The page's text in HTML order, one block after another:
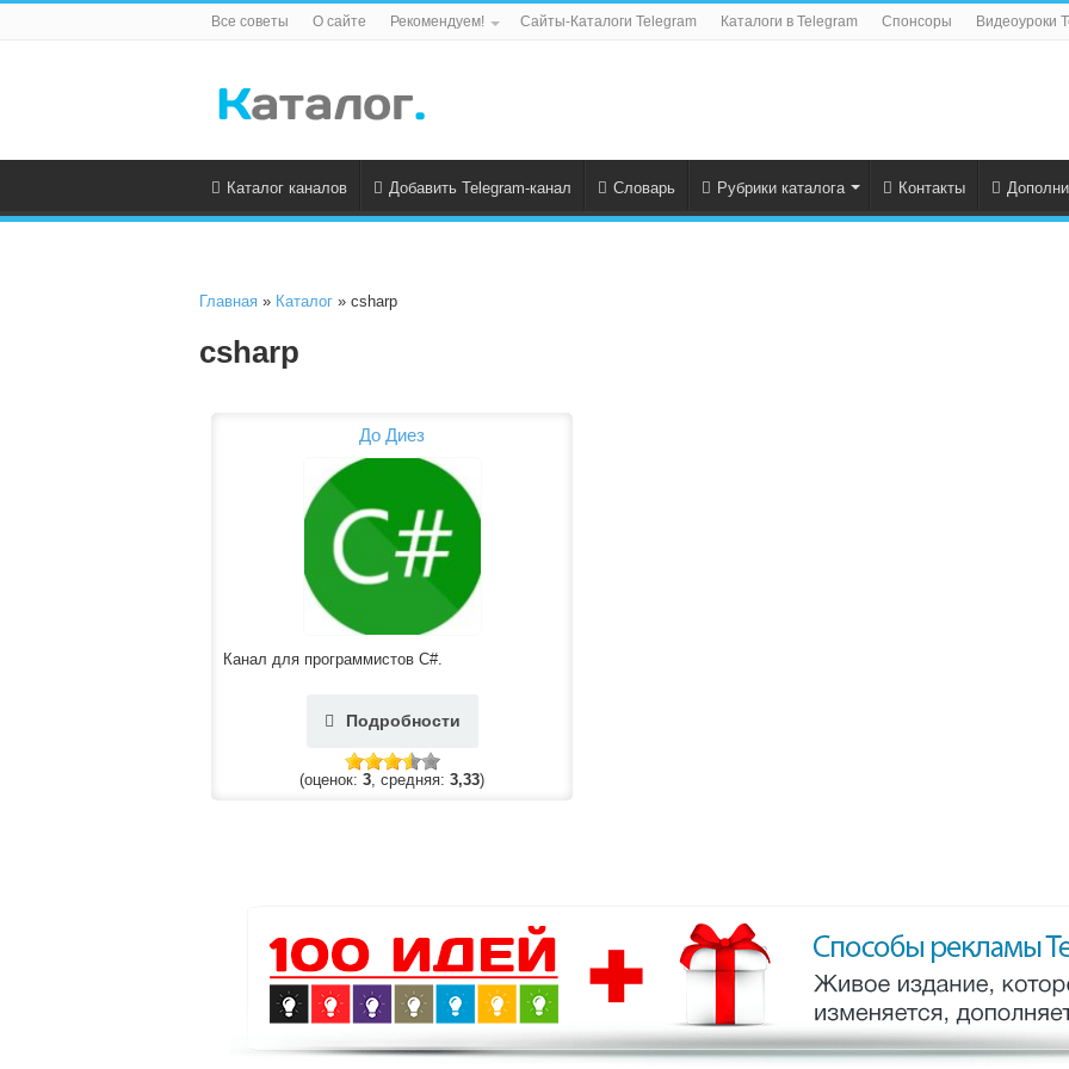
Все советы О сайте Рекомендуем! Сайты-Каталоги Telegram Каталоги в Telegram Спонсоры Видеоуроки
Каталог каналов Добавить Telegram-канал Словарь Рубрики каталога Контакты
Главная » Каталог » csharp
csharp
До Диез
Канал для программистов C#.
Подробности
(оценок: 3, средняя: 3,33)